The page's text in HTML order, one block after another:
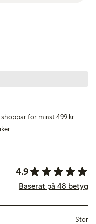
för minst 499 kr.
4.9
Baserat på 48 betyg
Stor